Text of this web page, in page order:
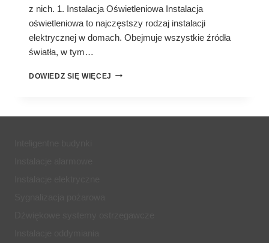
z nich. 1. Instalacja Oświetleniowa Instalacja
oświetleniowa to najczęstszy rodzaj instalacji
elektrycznej w domach. Obejmuje wszystkie źródła
światła, w tym…
DOWIEDZ SIĘ WIĘCEJ RODZAJE
DOMU